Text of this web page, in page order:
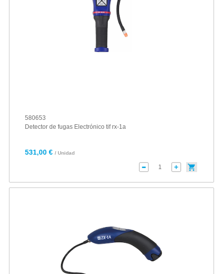
580653
Detector de fugas Electrónico tif rx-1a
531,00 € / Unidad